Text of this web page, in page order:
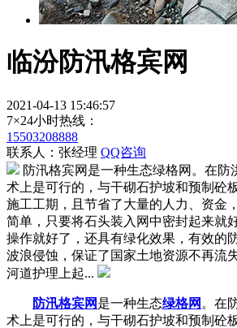
临汾防汛格宾网
2021-04-13 15:46:57
7×24小时热线：
15503208888
联系人：张经理 QQ咨询
防汛格宾网是一种生态绿格网。在防
术上是可行的，与干砌石护坡和预制砼
施工工期，且节省了大量的人力、资金
简单，只要将石头装入网中密封起来就
操作就好了，还具有绿化效果，有效的
波浪侵蚀，保证了国家土地资源不再流
河道护理上起...
防汛格宾网是一种生态绿格网 。在
术上是可行的，与干砌石护坡和预制砼